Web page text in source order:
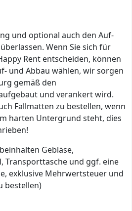
und optional auch den Auf-
Wenn Sie sich für
Rent entscheiden, können
und Abbau wählen, wir sorgen
gemäß den
und verankert wird.
Fallmatten zu bestellen, wenn
harten Untergrund steht, dies
Gebläse,
Transporttasche und ggf. eine
exklusive Mehrwertsteuer und
bestellen)